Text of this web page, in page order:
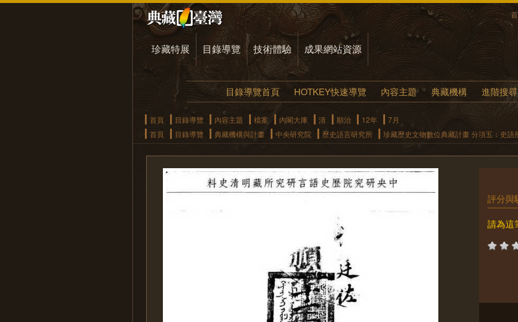
珍藏特展 目錄導覽 技術體驗 成果網站資源
目錄導覽首頁 HOTKEY快速導覽 內容主題 典藏機構 進階搜尋
首頁 目錄導覽 內容主題 檔案 內閣大庫 清 順治 12年
7月
首頁
目錄導覽 典藏機構與計畫 中央研究院 歷史語言研究所 珍藏歷史文物數位典藏計畫 分項五：史語
評分與
請為這